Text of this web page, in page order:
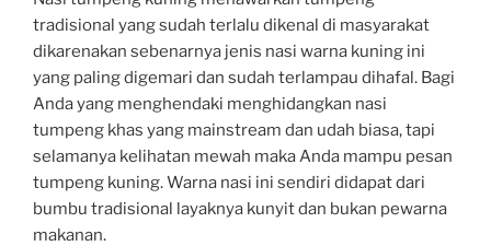
tradisional yang sudah terlalu dikenal di masyarakat
dikarenakan sebenarnya jenis nasi warna kuning ini
yang paling digemari dan sudah terlampau dihafal. Bagi
Anda yang menghendaki menghidangkan nasi
tumpeng khas yang mainstream dan udah biasa, tapi
selamanya kelihatan mewah maka Anda mampu pesan
tumpeng kuning. Warna nasi ini sendiri didapat dari
bumbu tradisional layaknya kunyit dan bukan pewarna
makanan.